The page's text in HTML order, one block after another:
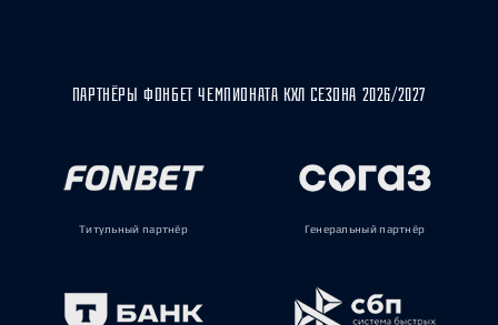
ПАРТНЁРЫ ФОНБЕТ ЧЕМПИОНАТА КХЛ СЕЗОНА 2026/2027
Титульный партнёр Генеральный партнёр